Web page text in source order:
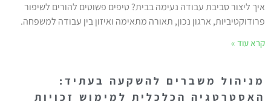
איך ליצור סביבת עבודה נעימה בבית? טיפים פשוטים להורים לשיפור
פרודוקטיביות, ארגון נכון, תאורה מתאימה ואיזון בין עבודה למשפחה.
קרא עוד »
מניהול משברים להשקעה בעתיד:
האסטרטגיה הכלכלית למימוש זכויות